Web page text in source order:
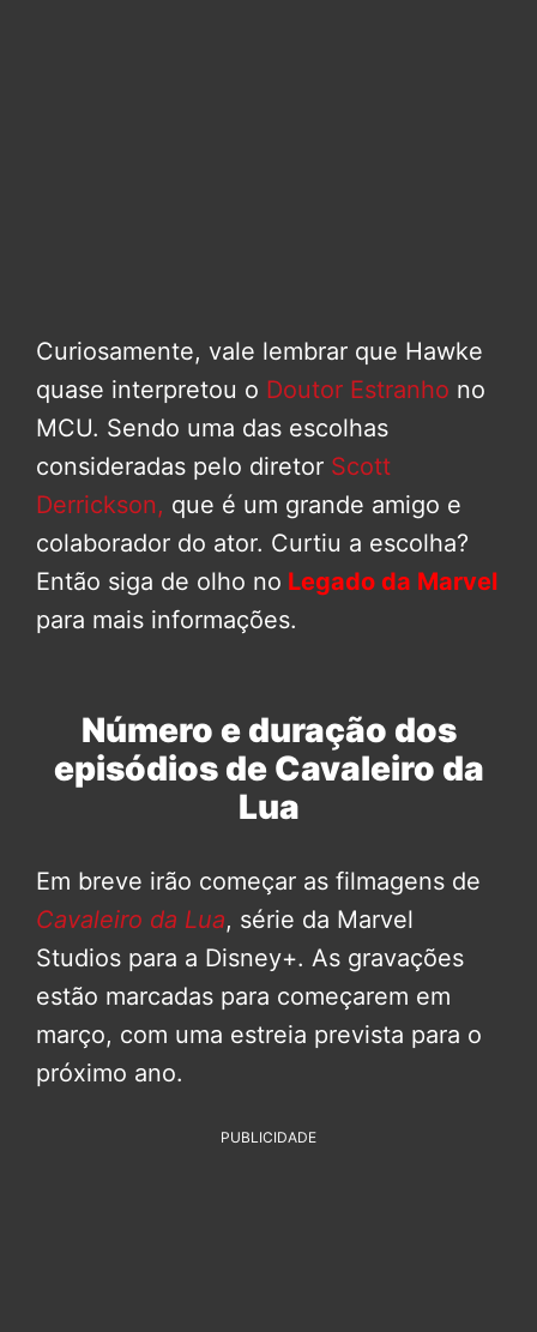
Curiosamente, vale lembrar que Hawke
quase interpretou o Doutor Estranho no
MCU. Sendo uma das escolhas
consideradas pelo diretor Scott
Derrickson, que é um grande amigo e
colaborador do ator. Curtiu a escolha?
Então siga de olho no Legado da Marvel
para mais informações.
Número e duração dos
episódios de Cavaleiro da
Lua
Em breve irão começar as filmagens de
Cavaleiro da Lua, série da Marvel
Studios para a Disney+. As gravações
estão marcadas para começarem em
março, com uma estreia prevista para o
próximo ano.
PUBLICIDADE